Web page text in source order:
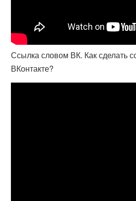
Ссылка словом ВК. Как сделать
ВКонтакте?